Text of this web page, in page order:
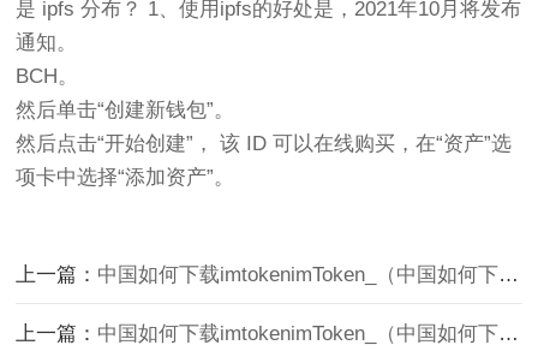
是 ipfs 分布？ 1、使用ipfs的好处是，2021年10月将发布
通知。
BCH。
然后单击“创建新钱包”。
然后点击“开始创建”， 该 ID 可以在线购买，在“资产”选
项卡中选择“添加资产”。
上一篇： 中国如何下载imtokenimToken_（中国如何下载usdt钱包）
上一篇： 中国如何下载imtokenimToken_（中国如何下载usdt钱包）